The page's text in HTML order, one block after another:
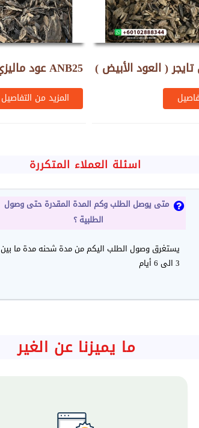
عود ماليزي كدح ANB25
المزيد من التفاصيل
( العود الأبيض )
اسئلة العملاء المتكررة
متى يوصل الطلب وكم المدة المقدرة حتى وصول
الطلبية ؟
يستغرق وصول الطلب اليكم من مدة شحنه مدة ما بين
3 الى 6 أيام
ما يميزنا عن الغير